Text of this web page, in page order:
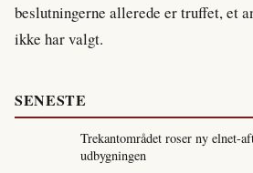
beslutningerne allerede er truffet, et
ikke har valgt.
SENESTE
Trekantområdet roser ny elnet-
udbygningen